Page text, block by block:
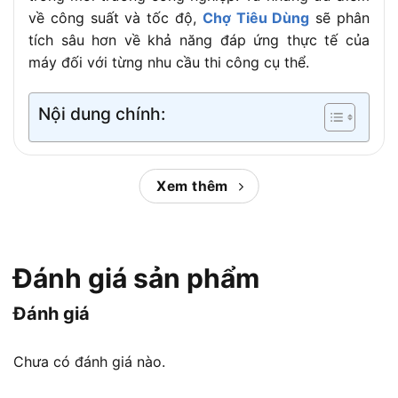
về công suất và tốc độ, Chợ Tiêu Dùng sẽ phân
tích sâu hơn về khả năng đáp ứng thực tế của
máy đối với từng nhu cầu thi công cụ thể.
Nội dung chính:
Máy bắn vít Bosch GTB 650 phù hợp
nhu cầu thi công nào?
Bosch GTB 650 sở hữu khả năng bắn vít nhanh, kiểm
soát độ sâu tốt
vít thạch cao, tường khô, vách ngăn, trần và các
Xem thêm
Đánh giá sản phẩm
Đánh giá
Chưa có đánh giá nào.